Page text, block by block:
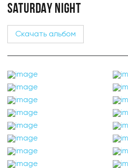
SATURDAY NIGHT
Скачать альбом